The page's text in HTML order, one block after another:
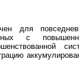
для
с